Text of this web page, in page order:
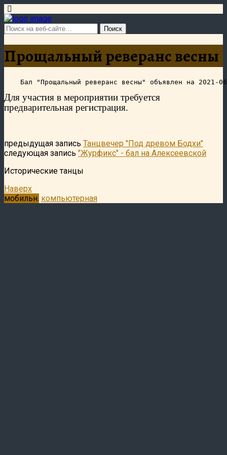
Прощальный реверанс весны
Для участия в мероприятии требуется
предварительная регистрация.
предыдущая запись Танцвечер "Под древом Бодхи"
следующая запись "Журфикс" - бал на Алексеевской
Исторические танцы
Наверх
мобильн. компьютерная